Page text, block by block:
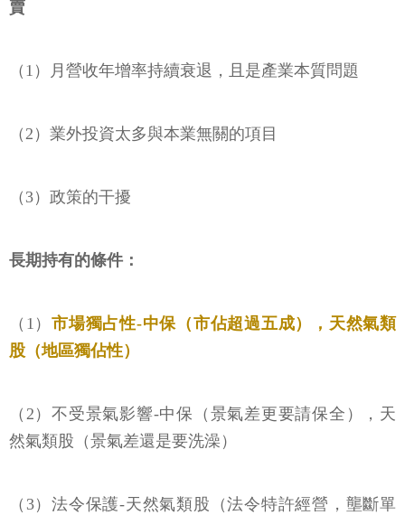
賣
（1）月營收年增率持續衰退，且是產業本質問題
（2）業外投資太多與本業無關的項目
（3）政策的干擾
長期持有的條件：
（1）市場獨占性-中保（市佔超過五成），天然氣類
股（地區獨佔性）
（2）不受景氣影響-中保（景氣差更要請保全），天
然氣類股（景氣差還是要洗澡）
（3）法令保護-天然氣類股（法令特許經營，壟斷單